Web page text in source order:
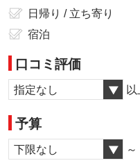
日帰り / 立ち寄り
宿泊
口コミ評価
指定なし 以
予算
下限なし ～